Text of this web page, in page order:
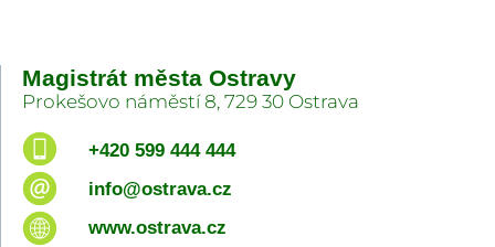
Magistrát města Ostravy
Prokešovo náměstí 8, 729 30 Ostrava
+420 599 444 444
info@ostrava.cz
www.ostrava.cz